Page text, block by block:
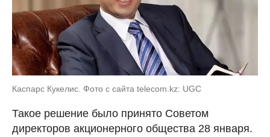
Каспарс Кукелис. Фото с сайта telecom.kz: UGC
Такое решение было принято Советом
директоров акционерного общества 28 января.